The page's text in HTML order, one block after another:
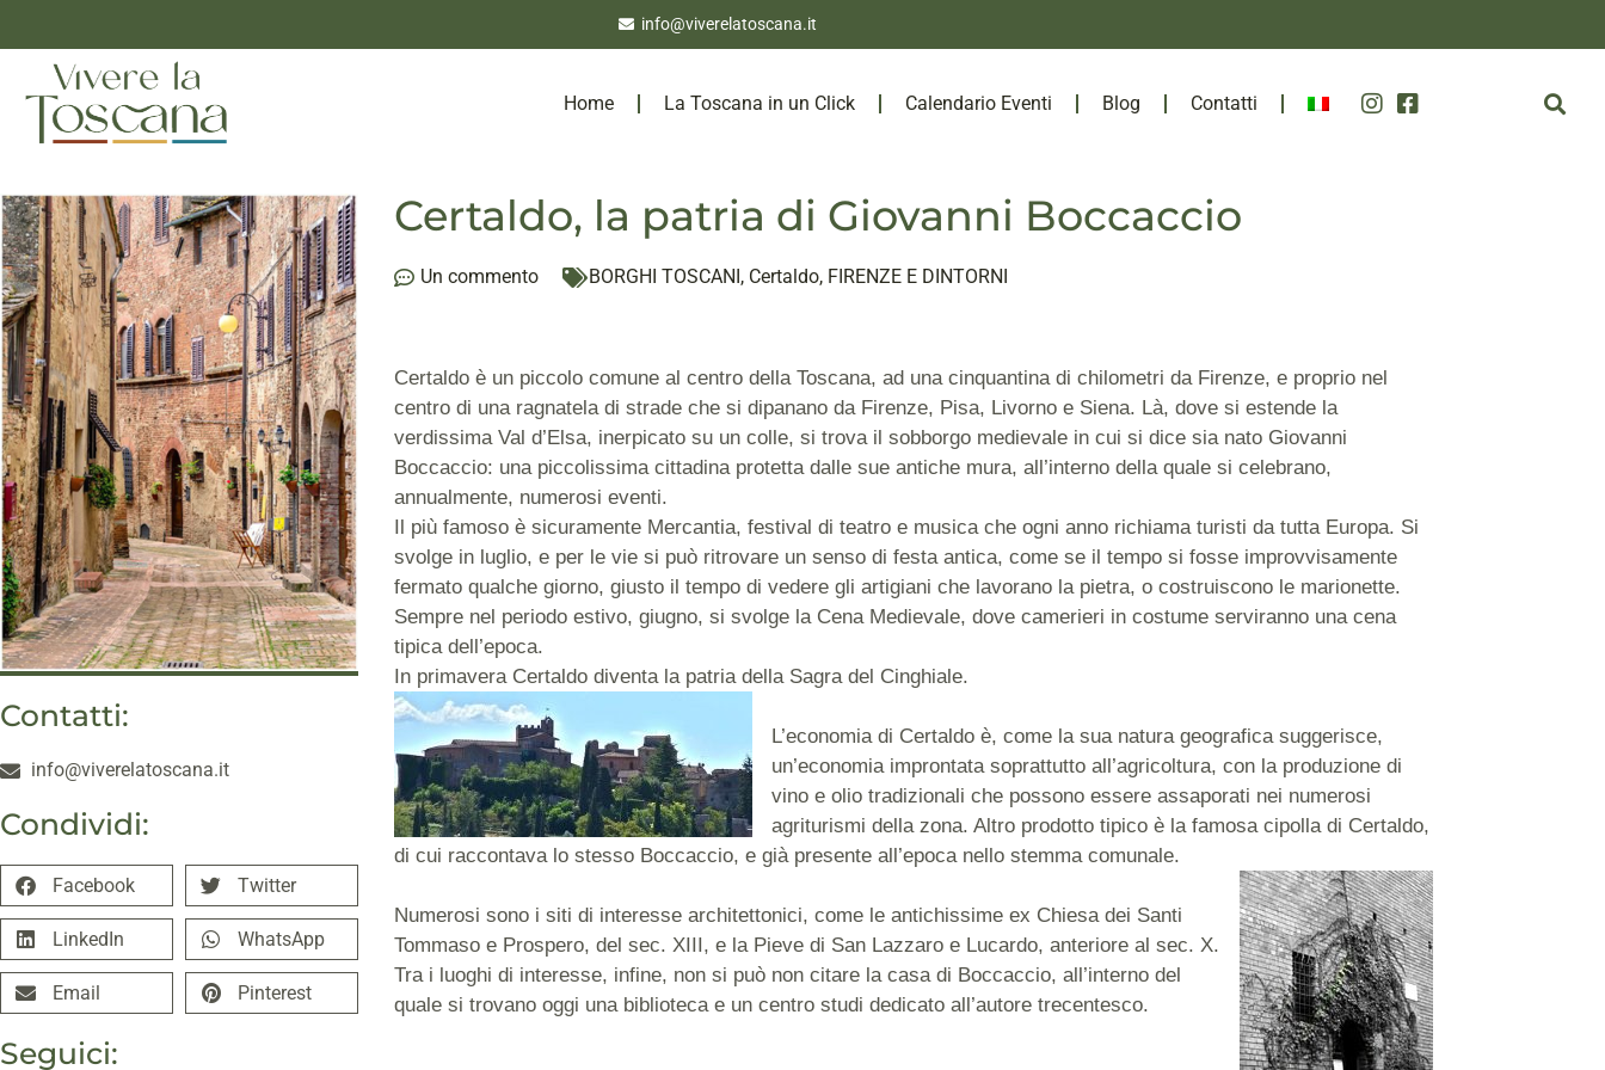
info@viverelatoscana.it
Home La Toscana in un Click Calendario Eventi Blog Contatti
Contatti:
info@viverelatoscana.it
Condividi:
Facebook Twitter
LinkedIn WhatsApp
Email Pinterest
Seguici:
Certaldo, la patria di Giovanni Boccaccio
Un commento BORGHI TOSCANI , Certaldo, FIRENZE E DINTORNI
Certaldo è un piccolo comune al centro della Toscana, ad una cinquantina di chilometri da Firenze, e proprio nel
centro di una ragnatela di strade che si dipanano da Firenze, Pisa, Livorno e Siena. Là, dove si estende la
verdissima Val d’Elsa, inerpicato su un colle, si trova il sobborgo medievale in cui si dice sia nato Giovanni
Boccaccio: una piccolissima cittadina protetta dalle sue antiche mura, all’interno della quale si celebrano,
annualmente, numerosi eventi.
Il più famoso è sicuramente Mercantia, festival di teatro e musica che ogni anno richiama turisti da tutta Europa. Si
svolge in luglio, e per le vie si può ritrovare un senso di festa antica, come se il tempo si fosse improvvisamente
fermato qualche giorno, giusto il tempo di vedere gli artigiani che lavorano la pietra, o costruiscono le marionette.
Sempre nel periodo estivo, giugno, si svolge la Cena Medievale, dove camerieri in costume serviranno una cena
tipica dell’epoca.
In primavera Certaldo diventa la patria della Sagra del Cinghiale.
L’economia di Certaldo è, come la sua natura geografica suggerisce,
un’economia improntata soprattutto all’agricoltura, con la produzione di
vino e olio tradizionali che possono essere assaporati nei numerosi
agriturismi della zona. Altro prodotto tipico è la famosa cipolla di Certaldo,
di cui raccontava lo stesso Boccaccio, e già presente all’epoca nello stemma comunale.
Numerosi sono i siti di interesse architettonici, come le antichissime ex Chiesa dei Santi
Tommaso e Prospero, del sec. XIII, e la Pieve di San Lazzaro e Lucardo, anteriore al sec. X.
Tra i luoghi di interesse, infine, non si può non citare la casa di Boccaccio, all’interno del
quale si trovano oggi una biblioteca e un centro studi dedicato all’autore trecentesco.